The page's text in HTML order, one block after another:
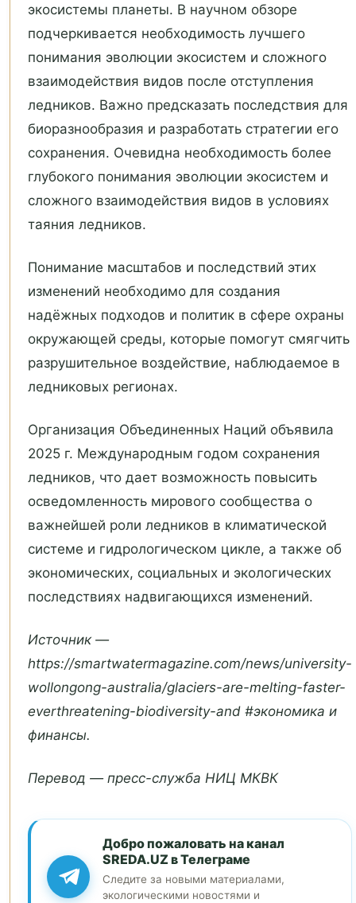
экосистемы планеты. В научном обзоре
подчеркивается необходимость лучшего
понимания эволюции экосистем и сложного
взаимодействия видов после отступления
ледников. Важно предсказать последствия для
биоразнообразия и разработать стратегии его
сохранения. Очевидна необходимость более
глубокого понимания эволюции экосистем и
сложного взаимодействия видов в условиях
таяния ледников.
Понимание масштабов и последствий этих
изменений необходимо для создания
надёжных подходов и политик в сфере охраны
окружающей среды, которые помогут смягчить
разрушительное воздействие, наблюдаемое в
ледниковых регионах.
Организация Объединенных Наций объявила
2025 г. Международным годом сохранения
ледников, что дает возможность повысить
осведомленность мирового сообщества о
важнейшей роли ледников в климатической
системе и гидрологическом цикле, а также об
экономических, социальных и экологических
последствиях надвигающихся изменений.
Источник —
https://smartwatermagazine.com/news/university-
wollongong-australia/glaciers-are-melting-faster-
everthreatening-biodiversity-and #экономика и
финансы.
Перевод — пресс-служба НИЦ МКВК
Добро пожаловать на канал
SREDA.UZ в Телеграме
Следите за новыми материалами,
экологическими новостями и